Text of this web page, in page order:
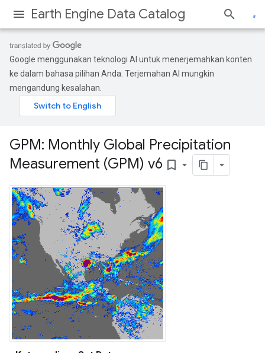
Earth Engine Data Catalog
Google menggunakan teknologi AI untuk menerjemahkan konten
ke dalam bahasa pilihan Anda. Terjemahan AI mungkin
mengandung kesalahan.
GPM: Monthly Global Precipitation
Measurement (GPM) v6 bookmark_border